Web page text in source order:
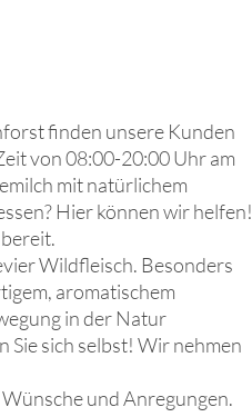
finden unsere Kunden
von 08:00-20:00 Uhr am
mit natürlichem
Hier können wir helfen!
Wildfleisch. Besonders
aromatischem
in der Natur
Sie sich selbst! Wir nehmen
und Anregungen.